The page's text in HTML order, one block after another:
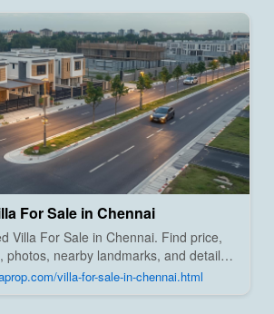
For Sale in Chennai
Villa For Sale in Chennai. Find price,
photos, nearby landmarks, and details
agents, and owners on Pick A
Prop;
villa-for-sale-in-chennai.html